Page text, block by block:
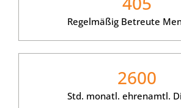
Regelmäßig Betreute
2600
Std. monatl. ehrenamtl.